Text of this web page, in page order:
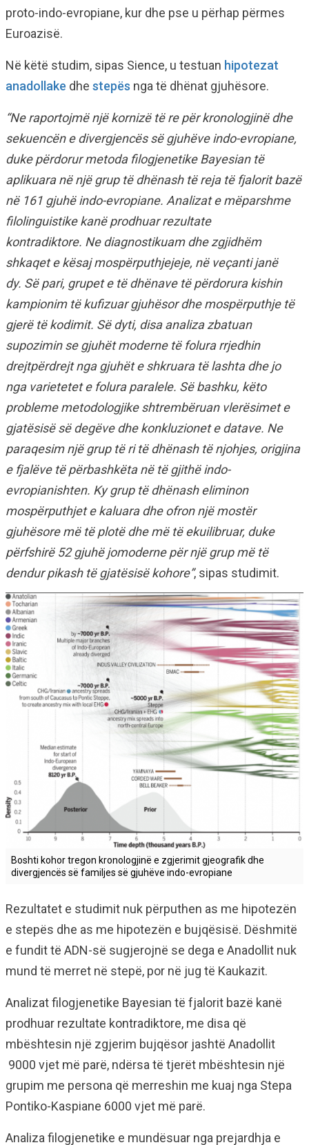
proto-indo-evropiane, kur dhe pse u përhap përmes
Euroazisë.
Në këtë studim, sipas Sience, u testuan hipotezat
anadollake dhe stepës nga të dhënat gjuhësore.
“Ne raportojmë një kornizë të re për kronologjinë dhe
sekuencën e divergjencës së gjuhëve indo-evropiane,
duke përdorur metoda filogjenetike Bayesian të
aplikuara në një grup të dhënash të reja të fjalorit bazë
në 161 gjuhë indo-evropiane. Analizat e mëparshme
filolinguistike kanë prodhuar rezultate
kontradiktore. Ne diagnostikuam dhe zgjidhëm
shkaqet e kësaj mospërputhjejeje, në veçanti janë
dy. Së pari, grupet e të dhënave të përdorura kishin
kampionim të kufizuar gjuhësor dhe mospërputhje të
gjerë të kodimit. Së dyti, disa analiza zbatuan
supozimin se gjuhët moderne të folura rrjedhin
drejtpërdrejt nga gjuhët e shkruara të lashta dhe jo
nga varietetet e folura paralele. Së bashku, këto
probleme metodologjike shtrembëruan vlerësimet e
gjatësisë së degëve dhe konkluzionet e datave. Ne
paraqesim një grup të ri të dhënash të njohjes, origjina
e fjalëve të përbashkëta në të gjithë indo-
evropianishten. Ky grup të dhënash eliminon
mospërputhjet e kaluara dhe ofron një mostër
gjuhësore më të plotë dhe më të ekuilibruar, duke
përfshirë 52 gjuhë jomoderne për një grup më të
dendur pikash të gjatësisë kohore”, sipas studimit.
Boshti kohor tregon kronologjinë e zgjerimit gjeografik dhe
divergjencës së familjes së gjuhëve indo-evropiane
Rezultatet e studimit nuk përputhen as me hipotezën
e stepës dhe as me hipotezën e bujqësisë. Dëshmitë
e fundit të ADN-së sugjerojnë se dega e Anadollit nuk
mund të merret në stepë, por në jug të Kaukazit.
Analizat filogjenetike Bayesian të fjalorit bazë kanë
prodhuar rezultate kontradiktore, me disa që
mbështesin një zgjerim bujqësor jashtë Anadollit
9000 vjet më parë, ndërsa të tjerët mbështesin një
grupim me persona që merreshin me kuaj nga Stepa
Pontiko-Kaspiane 6000 vjet më parë.
Analiza filogjenetike e mundësuar nga prejardhja e